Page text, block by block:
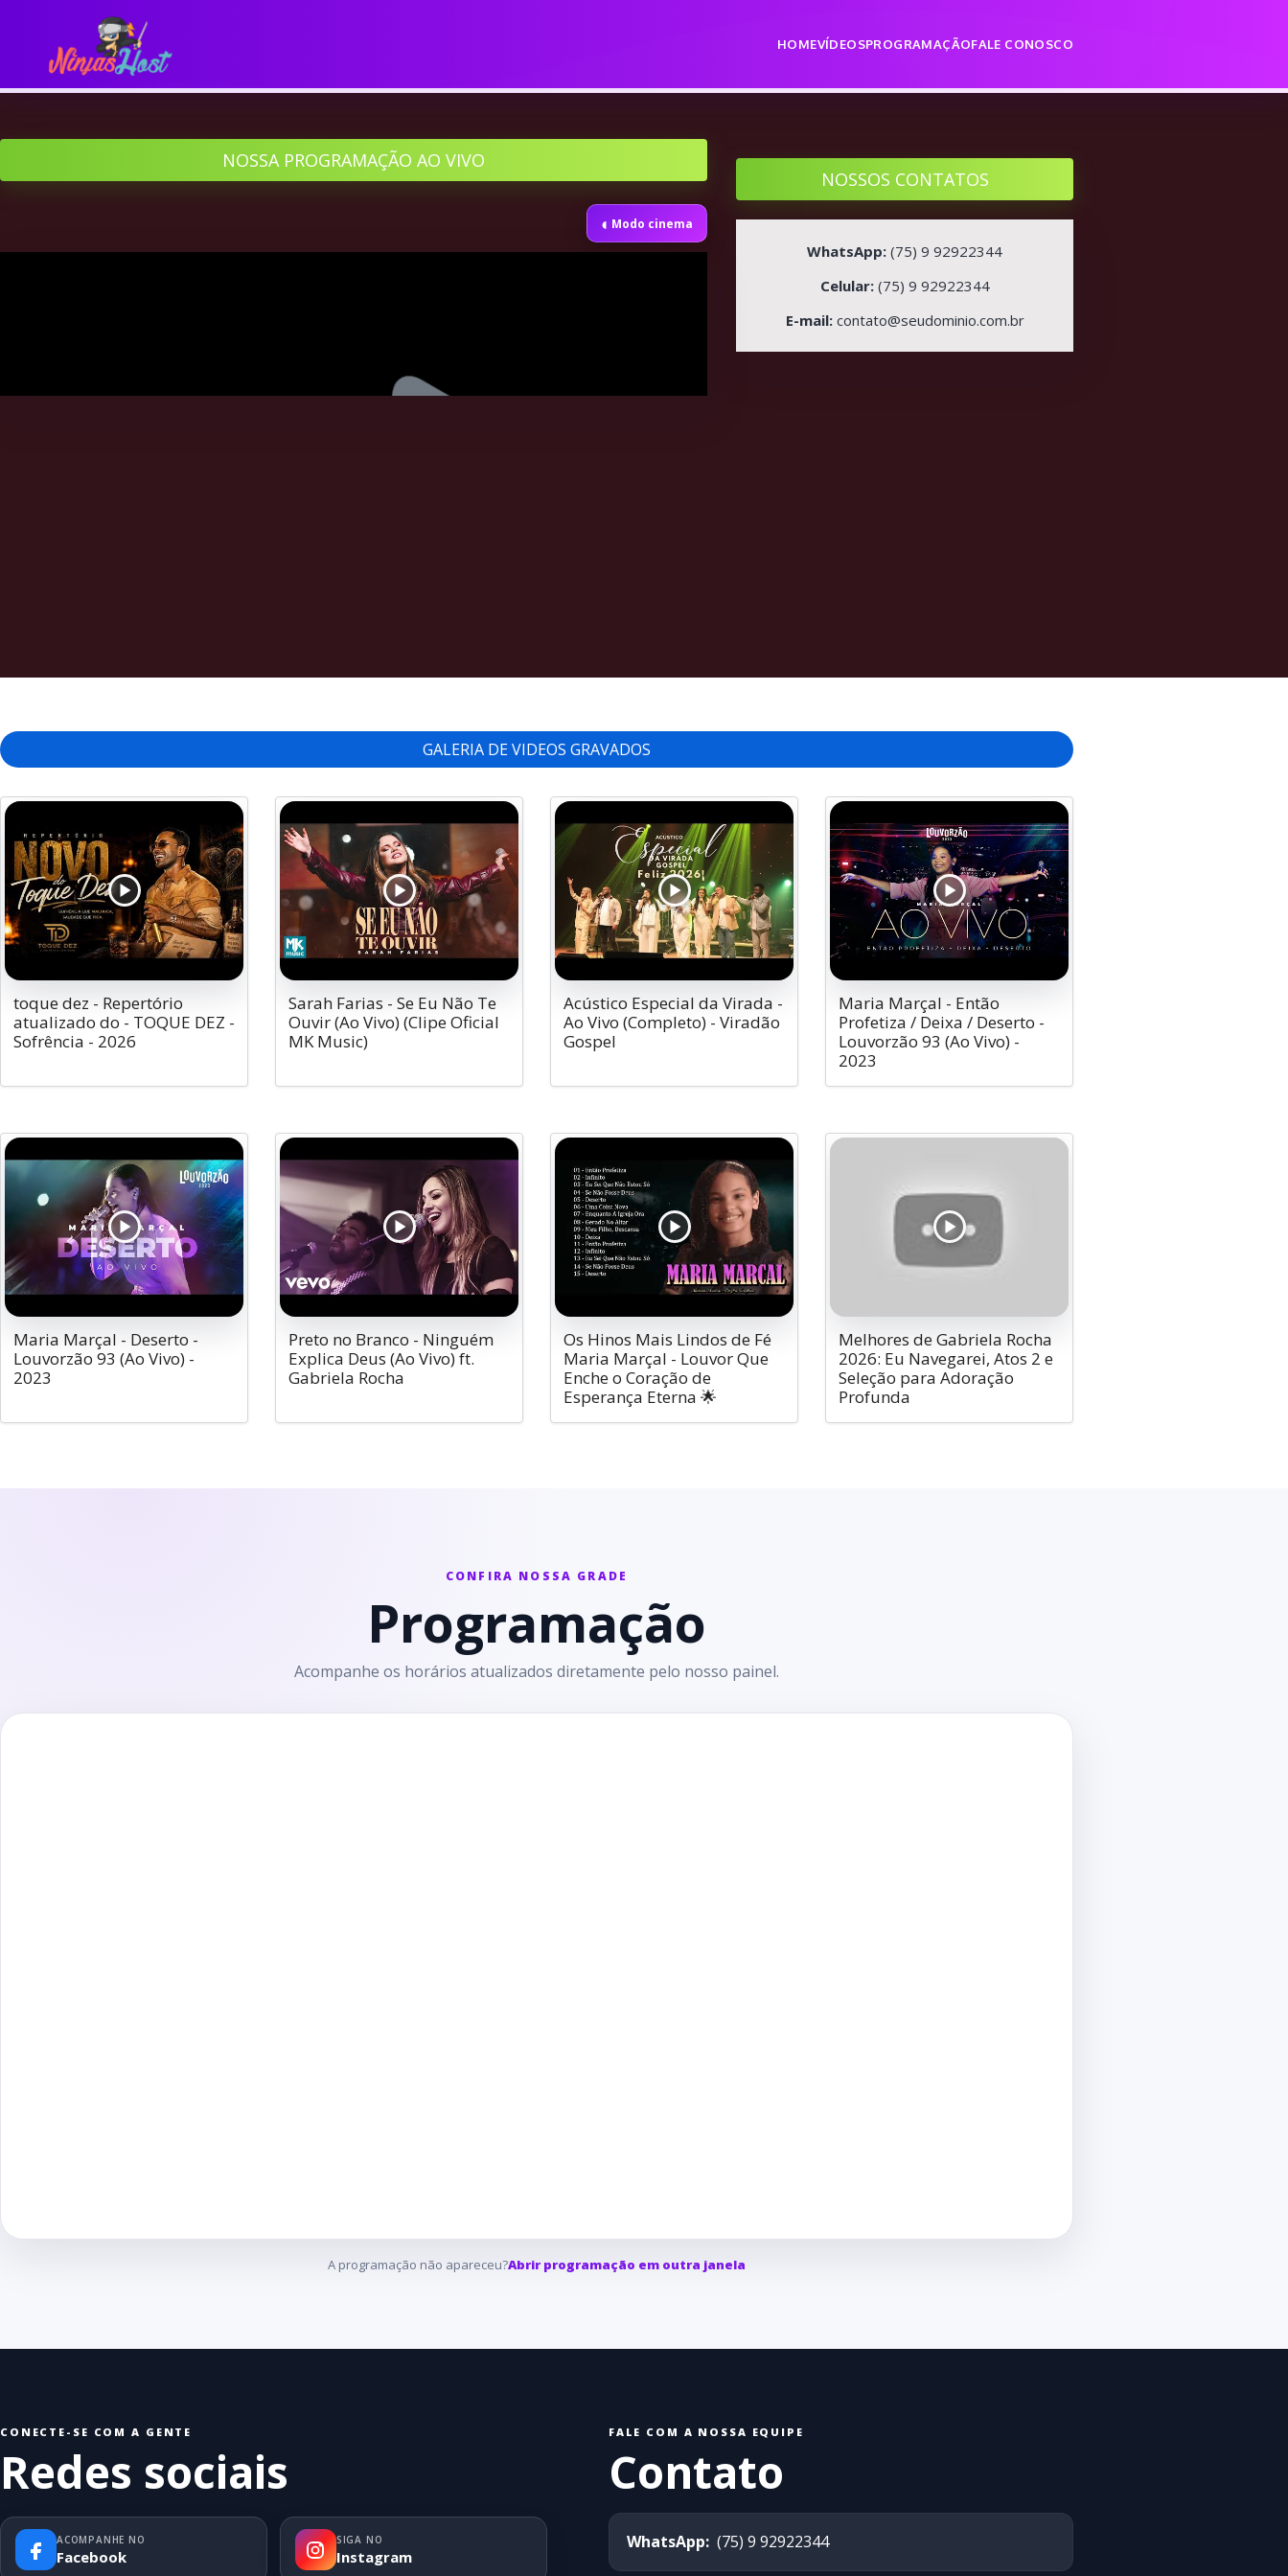
HOMEVÍDEOSPROGRAMAÇÃOFALE CONOSCO
NOSSA PROGRAMAÇÃO AO VIVO
◐ Modo cinema
NOSSOS CONTATOS
WhatsApp: (75) 9 92922344
Celular:(75) 9 92922344
E-mail: contato@seudominio.com.br
GALERIA DE VIDEOS GRAVADOS
toque dez - Repertório
atualizado do - TOQUE DEZ -
Sofrência - 2026
Sarah Farias - Se Eu Não Te
Ouvir (Ao Vivo) (Clipe Oficial
MK Music)
Acústico Especial da Virada -
Ao Vivo (Completo) - Viradão
Gospel
Maria Marçal - Então
Profetiza / Deixa / Deserto -
Louvorzão 93 (Ao Vivo) -
2023
Maria Marçal - Deserto -
Louvorzão 93 (Ao Vivo) -
2023
Preto no Branco - Ninguém
Explica Deus (Ao Vivo) ft.
Gabriela Rocha
Os Hinos Mais Lindos de Fé
Maria Marçal - Louvor Que
Enche o Coração de
Esperança Eterna 🌟
Melhores de Gabriela Rocha
2026: Eu Navegarei, Atos 2 e
Seleção para Adoração
Profunda
CONFIRA NOSSA GRADE
Programação
Acompanhe os horários atualizados diretamente pelo nosso painel.
A programação não apareceu?Abrir programação em outra janela
CONECTE-SE COM A GENTE
Redes sociais
ACOMPANHE NO
Facebook
SIGA NO
Instagram
FALE COM A NOSSA EQUIPE
Contato
WhatsApp: (75) 9 92922344